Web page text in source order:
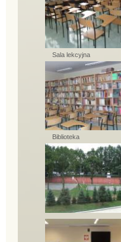
Sala lekcyjna
Biblioteka